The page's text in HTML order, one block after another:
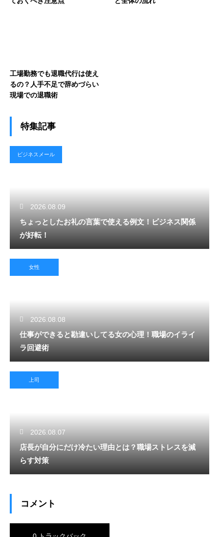
工場勤務でも退職代行は使え
るの？人手不足で辞めづらい
現場での退職術
特集記事
ビジネスメール
2026.08.09
ちょっとしたお礼の言葉で使える例文！ビジネス関係
が好転！
女性
2026.08.08
仕事ができると勘違いしてる女の心理！職場のイライ
ラ回避術
上司
2026.08.07
店長が自分にだけ冷たい理由とは？職場ストレスを減
らす対策
コメント